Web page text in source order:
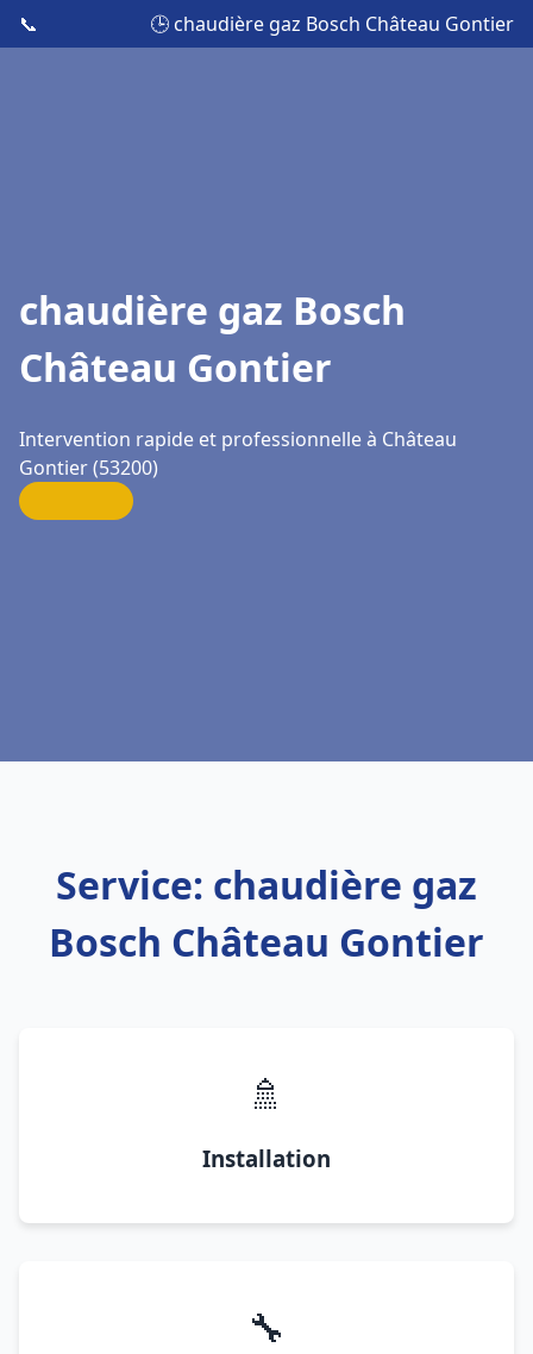
📞 🕒 chaudière gaz Bosch Château Gontier
chaudière gaz Bosch
Château Gontier
Intervention rapide et professionnelle à Château
Gontier (53200)
Service: chaudière gaz
Bosch Château Gontier
🚿
Installation
🔧